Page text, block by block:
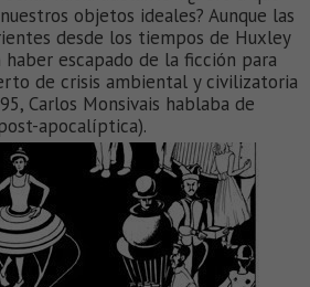
objetos ideales? Aunque las
desde los tiempos de Huxley
escapado de la ficción para
de crisis ambiental y civilizatoria
Carlos Monsivais hablaba de
apocalíptica).